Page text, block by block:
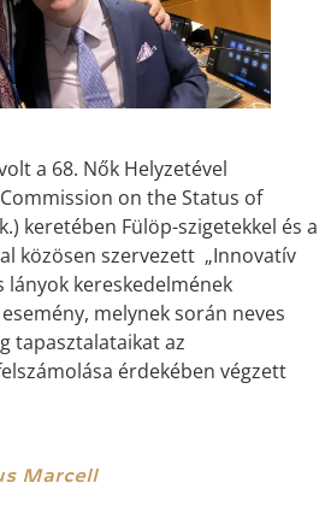
a 68. Nők Helyzetével
on the Status of
keretében Fülöp-szigetekkel és a
közösen szervezett „Innovatív
lányok kereskedelmének
melynek során neves
tapasztalataikat az
érdekében végzett
Marcell